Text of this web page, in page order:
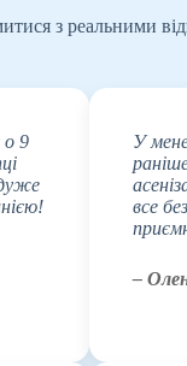
з реальними
о 9
У
все
–